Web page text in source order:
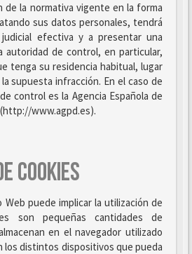
de la normativa vigente en la forma
sus datos personales, tendrá
efectiva y a presentar una
autoridad de control, en particular,
tenga su residencia habitual, lugar
supuesta infracción. En el caso de
control es la Agencia Española de
www.agpd.es).
COOKIES
Web puede implicar la utilización de
son pequeñas cantidades de
en el navegador utilizado
los distintos dispositivos que pueda